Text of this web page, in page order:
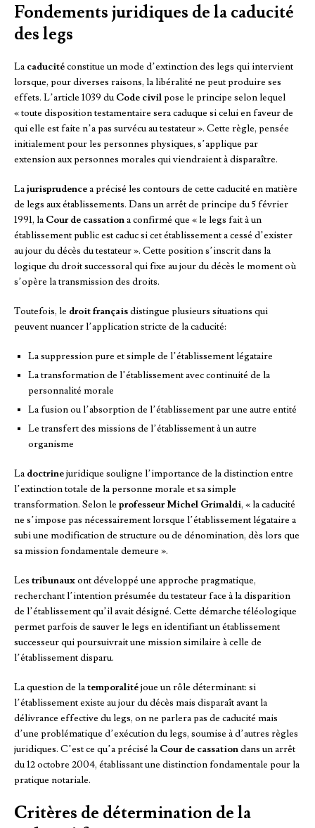
Fondements juridiques de la caducité
des legs
La caducitéconstitue un mode d’extinction des legs qui intervient
lorsque, pour diverses raisons, la libéralité ne peut produire ses
effets. L’article 1039 duCode civilpose le principe selon lequel
« toute disposition testamentaire sera caduque si celui en faveur de
qui elle est faite n’a pas survécu au testateur ». Cette règle, pensée
initialement pour les personnes physiques, s’applique par
extension aux personnes morales qui viendraient à disparaître.
Lajurisprudencea précisé les contours de cette caducité en matière
de legs aux établissements. Dans un arrêt de principe du 5 février
1991, la Cour de cassationa confirmé que « le legs fait à un
établissement public est caduc si cet établissement a cessé d’exister
au jour du décès du testateur ». Cette position s’inscrit dans la
logique du droit successoral qui fixe au jour du décès le moment où
s’opère la transmission des droits.
Toutefois, le droit françaisdistingue plusieurs situations qui
peuvent nuancer l’application stricte de la caducité:
La suppression pure et simple de l’établissement légataire
La transformation de l’établissement avec continuité de la
personnalité morale
La fusion ou l’absorption de l’établissement par une autre entité
Le transfert des missions de l’établissement à un autre
organisme
La doctrinejuridique souligne l’importance de la distinction entre
l’extinction totale de la personne morale et sa simple
transformation. Selon le professeur Michel Grimaldi, « la caducité
ne s’impose pas nécessairement lorsque l’établissement légataire a
subi une modification de structure ou de dénomination, dès lors que
sa mission fondamentale demeure ».
Les tribunauxont développé une approche pragmatique,
recherchant l’intention présumée du testateur face à la disparition
de l’établissement qu’il avait désigné. Cette démarche téléologique
permet parfois de sauver le legs en identifiant un établissement
successeur qui poursuivrait une mission similaire à celle de
l’établissement disparu.
La question de latemporalitéjoue un rôle déterminant: si
l’établissement existe au jour du décès mais disparaît avant la
délivrance effective du legs, on ne parlera pas de caducité mais
d’une problématique d’exécution du legs, soumise à d’autres règles
juridiques. C’est ce qu’a précisé la Cour de cassationdans un arrêt
du 12 octobre 2004, établissant une distinction fondamentale pour la
pratique notariale.
Critères de détermination de la